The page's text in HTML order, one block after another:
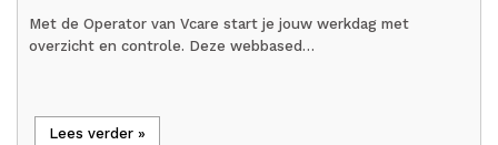
Met de Operator van Vcare start je jouw werkdag met
overzicht en controle. Deze webbased…
Lees verder »